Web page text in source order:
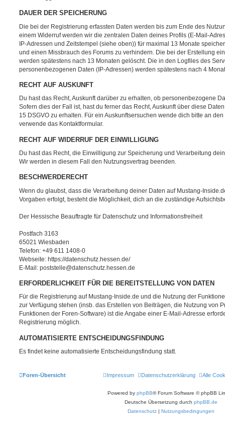
DAUER DER SPEICHERUNG
Die bei der Registrierung erfassten Daten werden bis zum Ende des
einem Widerruf werden wir die zentralen Daten deines Profils (E-Mail-
IP-Adressen und Zeitstempel (siehe oben)) für maximal 13 Monate
und einen Missbrauch des Forums zu verhindern. Die bei der Erstellung
werden spätestens nach 13 Monaten gelöscht. Die in den Logfiles des
personenbezogenen Daten (IP-Adressen) werden spätestens nach 4
RECHT AUF AUSKUNFT
Du hast das Recht, Auskunft darüber zu erhalten, ob personenbezogene
Sofern dies der Fall ist, hast du ferner das Recht, Auskunft über diese
15 DSGVO zu erhalten. Für ein Auskunftsersuchen wende dich bitte an
verwende das Kontaktformular.
RECHT AUF WIDERRUF DER EINWILLIGUNG
Du hast das Recht, die Einwilligung zur Speicherung und Verarbeitung
Wir werden in diesem Fall den Nutzungsvertrag beenden.
BESCHWERDERECHT
Wenn du glaubst, dass die Verarbeitung deiner Daten auf Mustang-
Vorgaben erfolgt, besteht die Möglichkeit, dich an die zuständige
Der Hessische Beauftragte für Datenschutz und Informationsfreiheit
Postfach 3163
65021 Wiesbaden
Telefon: +49 611 1408-0
Webseite: https://datenschutz.hessen.de/
E-Mail: poststelle@datenschutz.hessen.de
ERFORDERLICHKEIT FÜR DIE BEREITSTELLUNG VON DATEN
Für die Registrierung auf Mustang-Inside.de und die Nutzung der
zur Verfügung stehen (insb. das Erstellen von Beiträgen, die Nutzung von
Funktionen der Foren-Software) ist die Angabe einer E-Mail-Adresse
Registrierung möglich.
AUTOMATISIERTE ENTSCHEIDUNGSFINDUNG
Es findet keine automatisierte Entscheidungsfindung statt.
Foren-Übersicht Alle
Datenschutzerklärung
Impressum
Powered by phpBB® Forum Software © phpBB
Deutsche Übersetzung durch phpBB.de
Datenschutz | Nutzungsbedingungen